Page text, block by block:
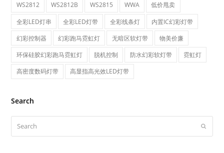
WS2812
WS2812B WS2815 WWA
低价甩卖
全彩LED灯串
全彩LED灯带 全彩线条灯
内置IC幻彩灯带
幻彩控制器
幻彩跑马霓虹灯 无暗区软灯带
物美价廉
环保硅胶幻彩跑马霓虹灯
脱机控制 防水幻彩软灯带
霓虹灯
高密度数码灯带
高显指高光效LED灯带
Search
Submit